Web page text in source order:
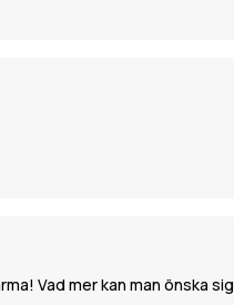
Vad mer kan man önska